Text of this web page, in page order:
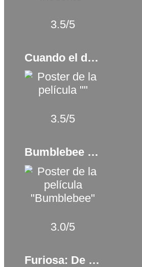
3.5/5
Cuando el destino nos alcance (1973)
3.5/5
Bumblebee (2018)
3.0/5
Furiosa: De la saga Mad Max (2024)